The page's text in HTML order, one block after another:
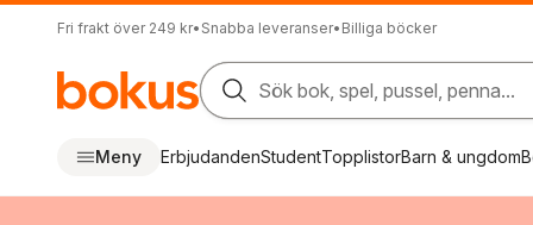
Fri frakt över 249 kr• Snabba leveranser• Billiga böcker
Sök bok, spel, pussel, penna...
Meny ErbjudandenStudentTopplistorBarn & ungdom